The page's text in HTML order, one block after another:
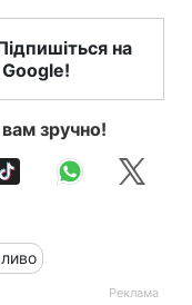
на
зручно!